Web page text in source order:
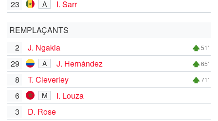
23 A I. Sarr
REMPLAÇANTS
2
J. Ngakia 51'
29 A J. Hernández 65'
8 T. Cleverley 71'
6 M
I. Louza
3
D. Rose